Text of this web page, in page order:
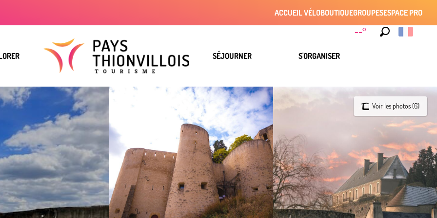
--°
ACCUEIL VÉLOBOUTIQUEGROUPESESPACE PRO
SÉJOURNER S'ORGANISER
Voir les photos (6)